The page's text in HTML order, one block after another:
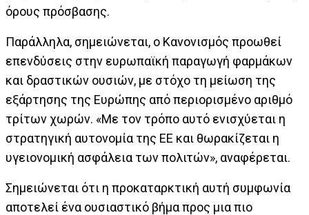
όρους πρόσβασης.
Παράλληλα, σημειώνεται, ο Κανονισμός προωθεί
επενδύσεις στην ευρωπαϊκή παραγωγή φαρμάκων
και δραστικών ουσιών, με στόχο τη μείωση της
εξάρτησης της Ευρώπης από περιορισμένο αριθμό
τρίτων χωρών. «Με τον τρόπο αυτό ενισχύεται η
στρατηγική αυτονομία της ΕΕ και θωρακίζεται η
υγειονομική ασφάλεια των πολιτών», αναφέρεται.
Σημειώνεται ότι η προκαταρκτική αυτή συμφωνία
αποτελεί ένα ουσιαστικό βήμα προς μια πιο